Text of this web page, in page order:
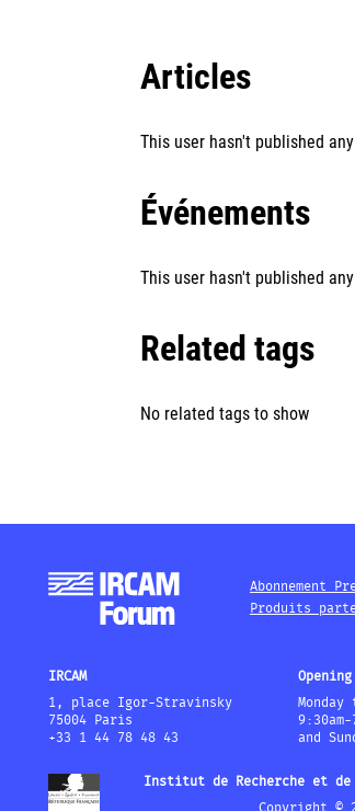
Articles
This user hasn't published
Événements
This user hasn't published
Related tags
No related tags to show
Abonnement
Produits
IRCAM
1, place Igor-Stravinsky
75004 Paris
+33 1 44 78 48 43
and
Institut de Recherche et de